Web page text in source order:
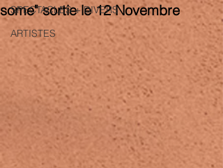
SPECTACLES + DIVERS
ARTISTES
some" sortie le 12 Novembre